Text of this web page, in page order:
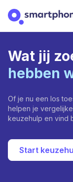
Wat jij
hebben
Of je nu een los
helpen je
keuzehulp en vind
Start